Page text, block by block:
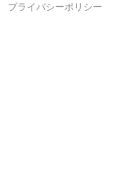
プライバシーポリシー